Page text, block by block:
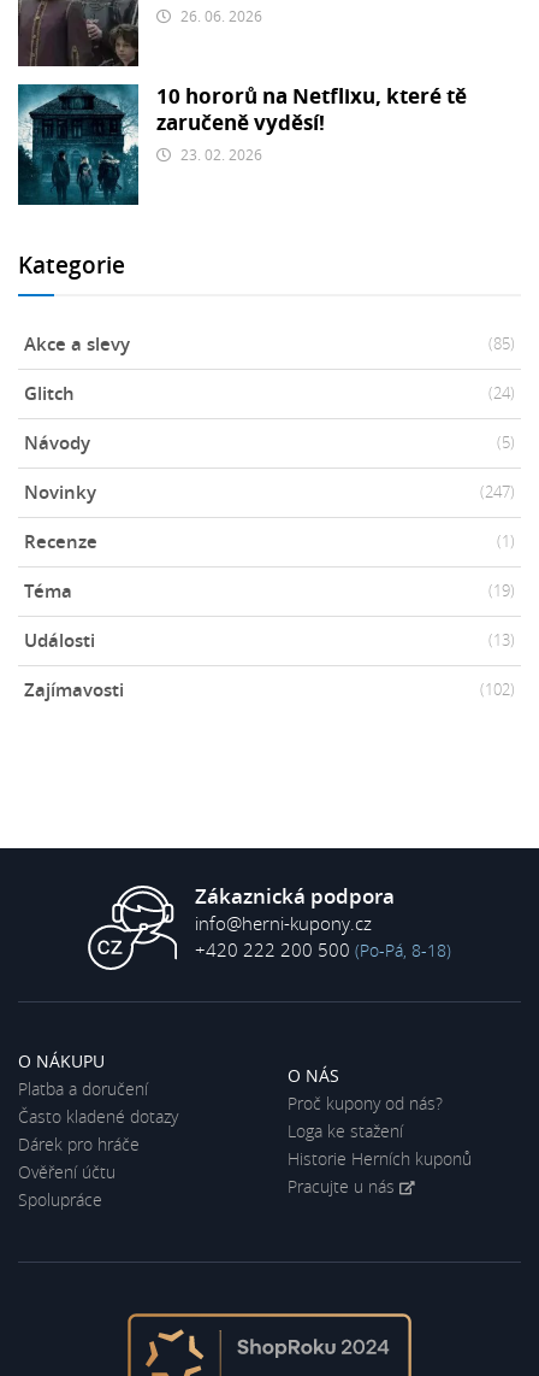
26. 06. 2026
10 hororů na Netflixu, které tě
zaručeně vyděsí!
23. 02. 2026
Kategorie
Akce a slevy (85)
Glitch (24)
Návody (5)
Novinky (247)
Recenze (1)
Téma (19)
Události (13)
Zajímavosti (102)
Zákaznická podpora
info@herni-kupony.cz
+420 222 200 500 (Po-Pá, 8-18)
O NÁKUPU
Platba a doručení
Často kladené dotazy
Dárek pro hráče
Ověření účtu
Spolupráce
O NÁS
Proč kupony od nás?
Loga ke stažení
Historie Herních kuponů
Pracujte u nás